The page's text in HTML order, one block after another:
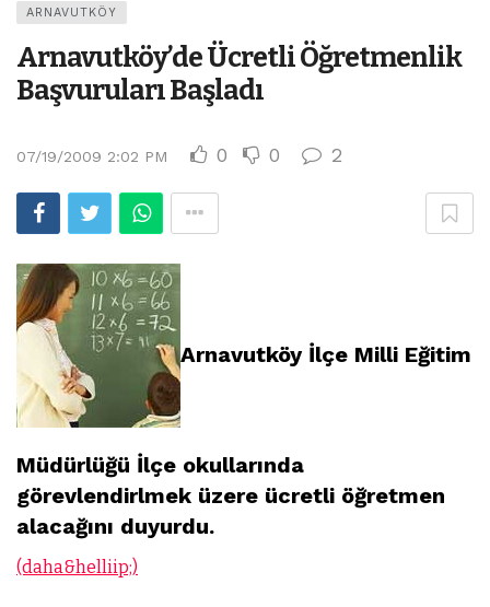
ARNAVUTKÖY
Arnavutköy’de Ücretli Öğretmenlik
Başvuruları Başladı
07/19/2009 2:02 PM 0 0 2
Arnavutköy İlçe Milli Eğitim
Müdürlüğü İlçe okullarında
görevlendirlmek üzere ücretli öğretmen
alacağını duyurdu.
(daha&helliip;)